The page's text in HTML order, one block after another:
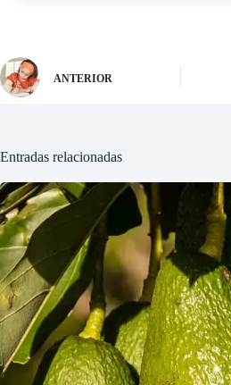
ANTERIOR
Entradas relacionadas